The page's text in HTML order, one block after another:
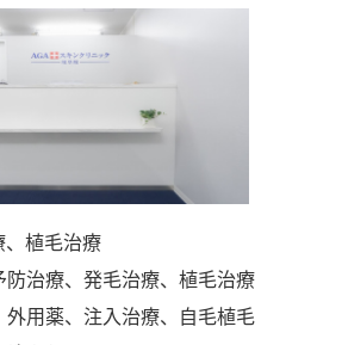
、植毛治療
防治療、発毛治療、植毛治療
外用薬、注入治療、自毛植毛